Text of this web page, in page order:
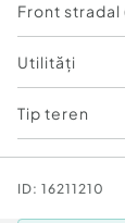
Front stradal
Utilități
Tip teren
ID: 16211210